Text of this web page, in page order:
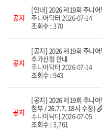
공지
[안내] 2026 제19회 주니
주니어닥터 2026-07-14
조회수 :370
공지
[공지] 2026 제19회 주니
추가신청 안내
주니어닥터 2026-07-14
조회수 :943
공지
[공지] 2026 제19회 주니
첨부 / 26.7.7. 18시 수정)
주니어닥터 2026-07-05
조회수 :3,761